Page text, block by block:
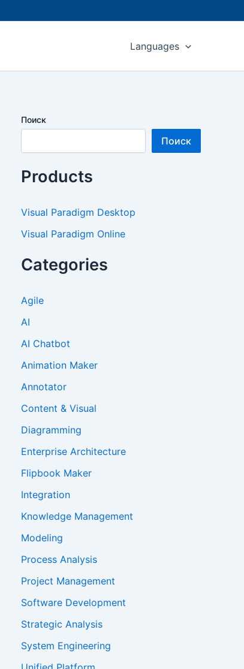
Languages
Поиск
Поиск
Products
Visual Paradigm Desktop
Visual Paradigm Online
Categories
Agile
AI
AI Chatbot
Animation Maker
Annotator
Content & Visual
Diagramming
Enterprise Architecture
Flipbook Maker
Integration
Knowledge Management
Modeling
Process Analysis
Project Management
Software Development
Strategic Analysis
System Engineering